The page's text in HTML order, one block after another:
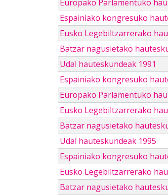
Europako Parlamentuko
Espainiako kongresuko
Eusko Legebiltzarrerako
Batzar nagusietako
Udal hauteskundeak 1991
Espainiako kongresuko
Europako Parlamentuko
Eusko Legebiltzarrerako
Batzar nagusietako
Udal hauteskundeak 1995
Espainiako kongresuko
Eusko Legebiltzarrerako
Batzar nagusietako